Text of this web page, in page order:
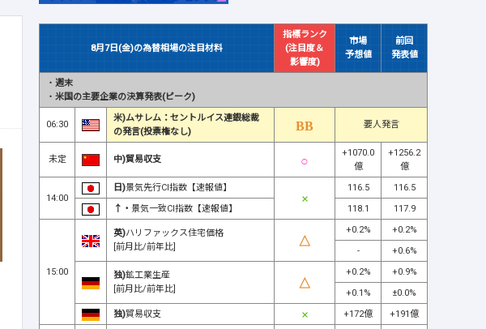
8月7日(金)の為替相場の注目材料
指標ランク
(注目度＆
影響度)
市場
予想値
前回
発表値
・ 週末
・ 米国の主要企業の決算発表(ピーク)
06:30
米)ムサレム：セントルイス連銀総裁
の発言(投票権なし)
要人発言
未定 中)貿易収支
+1070.0
億
+1256.2
億
14:00
日)景気先行CI指数【速報値】 116.5
116.5
↑・ 景気一致CI指数【速報値】 118.1 117.9
15:00
英)ハリファックス住宅価格
[前月比/前年比]
+0.2%
+0.2%
-
+0.6%
独)鉱工業生産
[前月比/前年比]
+0.2%
+0.9%
+0.1%
±0.0%
独)貿易収支 +172億 +191億